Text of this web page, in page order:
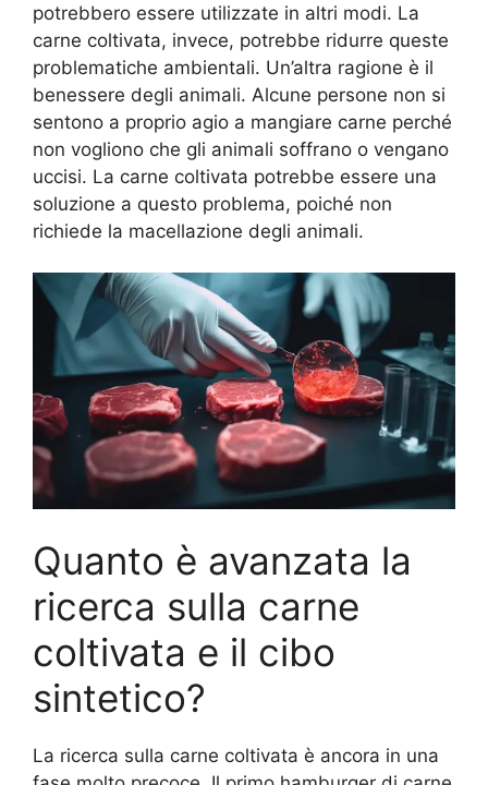
potrebbero essere utilizzate in altri modi. La
carne coltivata, invece, potrebbe ridurre queste
problematiche ambientali. Un’altra ragione è il
benessere degli animali. Alcune persone non si
sentono a proprio agio a mangiare carne perché
non vogliono che gli animali soffrano o vengano
uccisi. La carne coltivata potrebbe essere una
soluzione a questo problema, poiché non
richiede la macellazione degli animali.
Quanto è avanzata la
ricerca sulla carne
coltivata e il cibo
sintetico?
La ricerca sulla carne coltivata è ancora in una